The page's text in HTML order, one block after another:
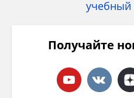
Получайте